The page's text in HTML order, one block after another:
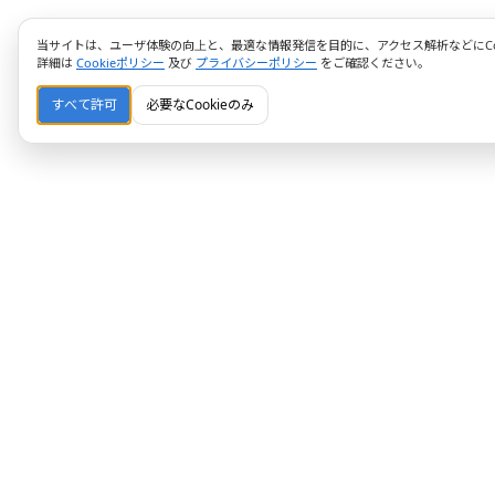
当サイトは、ユーザ体験の向上と、最適な情報発信を目的に、アクセス解析などに
詳細は Cookieポリシー 及び プライバシーポリシー をご確認ください。
すべて許可 必要なCookieのみ